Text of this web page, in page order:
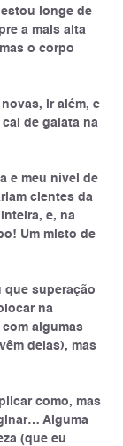
longe de
a mais alta
o corpo
ir além, e
de gaiata na
e meu nível de
cientes da
e, na
Um misto de
que superação
na
algumas
delas), mas
como, mas
Alguma
(que eu